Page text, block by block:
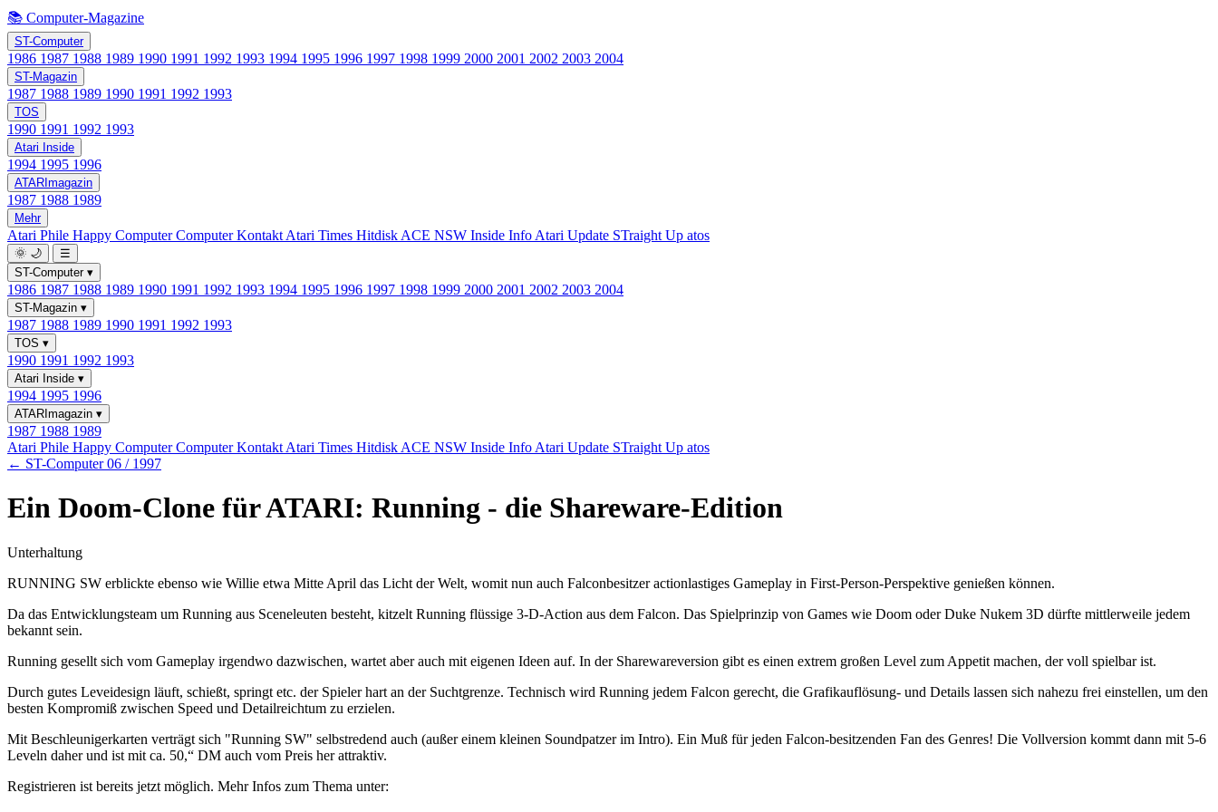
📚 Computer-Magazine
ST-Computer
1986 1987 1988 1989 1990 1991 1992 1993 1994 1995 1996 1997 1998 1999 2000 2001 2002 2003 2004
ST-Magazin
1987 1988 1989 1990 1991 1992 1993
TOS
1990 1991 1992 1993
Atari Inside
1994 1995 1996
ATARImagazin
1987 1988 1989
Mehr
Atari Phile Happy ComputerComputer Kontakt Atari Times Hitdisk ACE NSW Inside Info Atari Update STraight Up atos
🌞 🌙
☰
ST-Computer ▾
1986 1987 1988 1989 1990 1991 1992 1993 1994 1995 1996 1997 1998 1999 2000 2001 2002 2003 2004
ST-Magazin ▾
1987 1988 1989 1990 1991 1992 1993
TOS ▾
1990 1991 1992 1993
Atari Inside ▾
1994 1995 1996
ATARImagazin ▾
1987 1988 1989
Atari Phile Happy ComputerComputer Kontakt Atari Times Hitdisk ACE NSW Inside Info Atari Update STraight Up atos
← ST-Computer 06 / 1997
Ein Doom-Clone für ATARI: Running - die Shareware-Edition
Unterhaltung
RUNNING SW erblickte ebenso wie Willie etwa Mitte April das Licht der Welt, womit nun auch Falconbesitzer actionlastiges Gameplay in First-Person-Perspektive genießen können.
Da das Entwicklungsteam um Running aus Sceneleuten besteht, kitzelt Running flüssige 3-D-Action aus dem Falcon. Das Spielprinzip von Games wie Doom oder Duke Nukem 3D dürfte mittlerweile jedem
bekannt sein.
Running gesellt sich vom Gameplay irgendwo dazwischen, wartet aber auch mit eigenen Ideen auf. In der Sharewareversion gibt es einen extrem großen Level zum Appetit machen, der voll spielbar ist.
Durch gutes Leveidesign läuft, schießt, springt etc. der Spieler hart an der Suchtgrenze. Technisch wird Running jedem Falcon gerecht, die Grafikauflösung- und Details lassen sich nahezu frei einstellen, um den
besten Kompromiß zwischen Speed und Detailreichtum zu erzielen.
Mit Beschleunigerkarten verträgt sich "Running SW" selbstredend auch (außer einem kleinen Soundpatzer im Intro). Ein Muß für jeden Falcon-besitzenden Fan des Genres! Die Vollversion kommt dann mit 5-6
Leveln daher und ist mit ca. 50,“ DM auch vom Preis her attraktiv.
Registrieren ist bereits jetzt möglich. Mehr Infos zum Thema unter: